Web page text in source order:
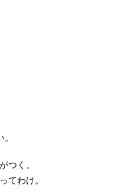
つく。
てわけ。